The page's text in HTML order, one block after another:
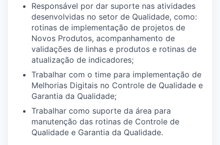
Responsável por dar suporte nas atividades
desenvolvidas no setor de Qualidade, como:
rotinas de implementação de projetos de
Novos Produtos, acompanhamento de
validações de linhas e produtos e rotinas de
atualização de indicadores;
Trabalhar com o time para implementação de
Melhorias Digitais no Controle de Qualidade e
Garantia da Qualidade;
Trabalhar como suporte da área para
manutenção das rotinas de Controle de
Qualidade e Garantia da Qualidade.